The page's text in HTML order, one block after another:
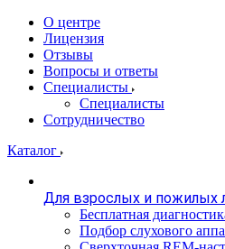
О центре
Лицензия
Отзывы
Вопросы и ответы
Специалисты
Специалисты
Сотрудничество
Каталог
Для взрослых и пожилых
Бесплатная
Подбор слухового